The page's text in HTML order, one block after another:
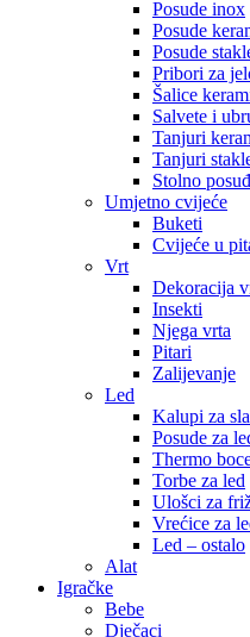
Posude inox
Posude
Posude
Pribori za
Šalice
Salvete i
Tanjuri
Tanjuri
Stolno
Umjetno cvijeće
Buketi
Cvijeće u
Vrt
Dekoracija
Insekti
Njega vrta
Pitari
Zalijevanje
Led
Kalupi za
Posude za
Thermo
Torbe za led
Ulošci za
Vrećice za
Led – ostalo
Alat
Igračke
Bebe
Dječaci